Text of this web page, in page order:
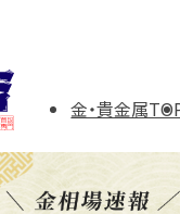
金・貴金属